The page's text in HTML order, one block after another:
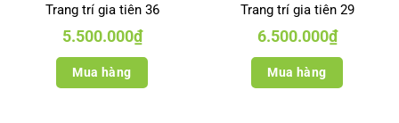
Trang trí gia tiên 36
5.500.000₫
Mua hàng
Trang trí gia tiên 29
6.500.000₫
Mua hàng